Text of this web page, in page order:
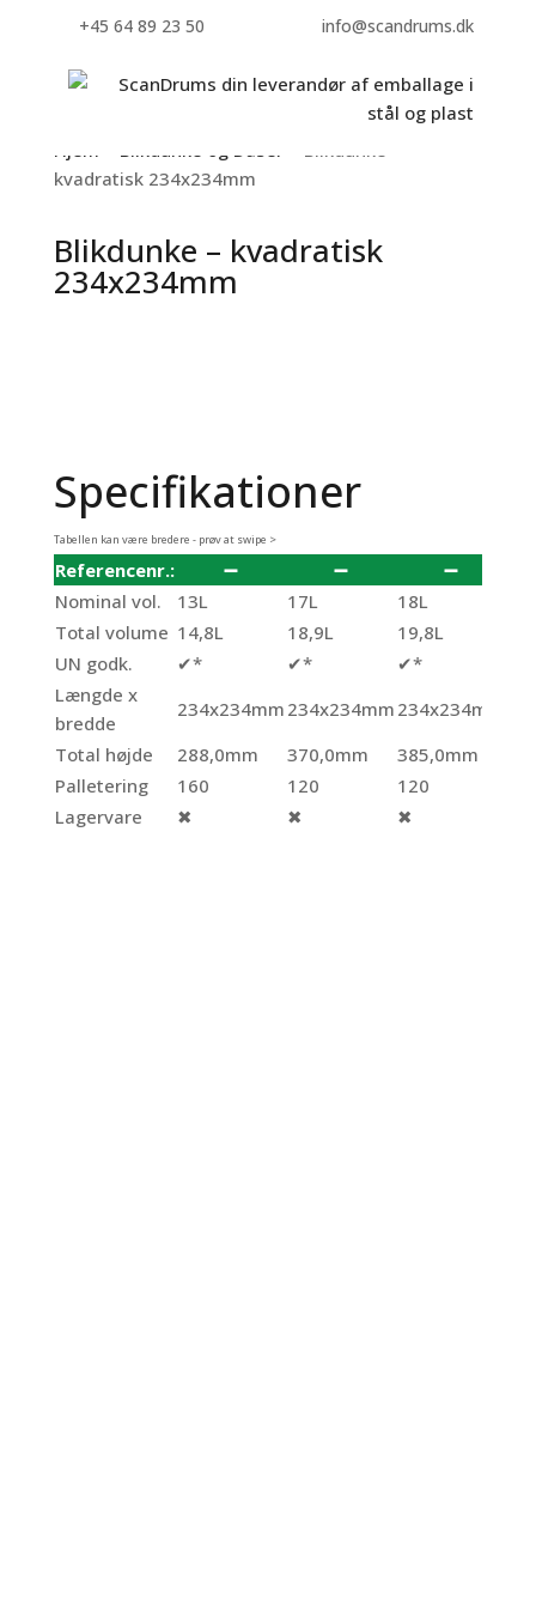
+45 64 89 23 50 info@scandrums.dk
Hjem Blikdunke og Dåser
> Blikdunke –
kvadratisk 234x234mm
Blikdunke – kvadratisk
234x234mm
Specifikationer
Tabellen kan være bredere - prøv at swipe >
Referencenr.: ➖ ➖ ➖
Nominal vol.
13L 17L 18L
Total volume 14,8L 18,9L 19,8L
UN godk.
✔* ✔* ✔*
Længde x
bredde
234x234mm 234x234mm 234x234mm
Total højde
288,0mm 370,0mm 385,0mm
Palletering
160 120 120
Lagervare
✖ ✖ ✖